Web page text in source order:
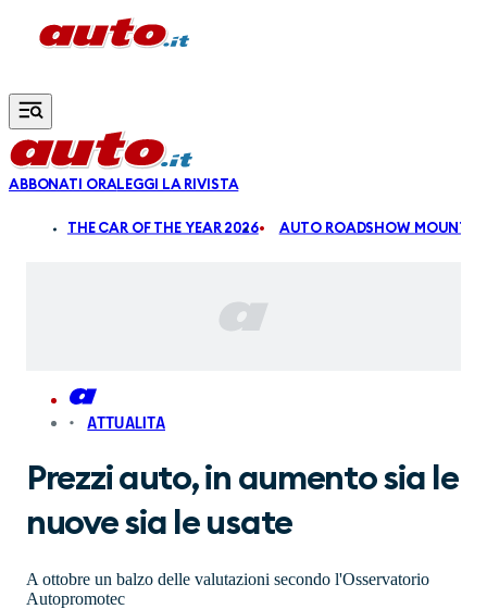
Vai al contenuto principale
ABBONATI ORALEGGI LA RIVISTA
THE CAR OF THE YEAR 2026 AUTO ROADSHOW
ATTUALITA
Prezzi auto, in aumento sia le
nuove sia le usate
A ottobre un balzo delle valutazioni secondo l'Osservatorio
Autopromotec